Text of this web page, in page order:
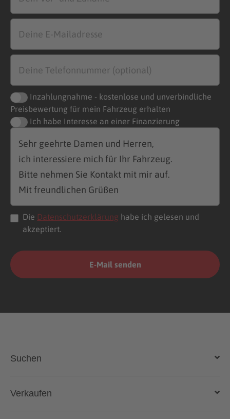
Inzahlungnahme - kostenlose und unverbindliche
Preisbewertung für mein Fahrzeug erhalten
Ich habe Interesse an einer Finanzierung
Die Datenschutzerklärung habe ich gelesen und
akzeptiert.
Suchen
Auto kaufen
Verkaufen